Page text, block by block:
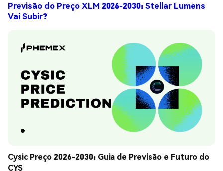
Previsão do Preço XLM 2026-2030: Stellar Lumens
Vai Subir?
Cysic Preço 2026-2030: Guia de Previsão e Futuro do
CYS